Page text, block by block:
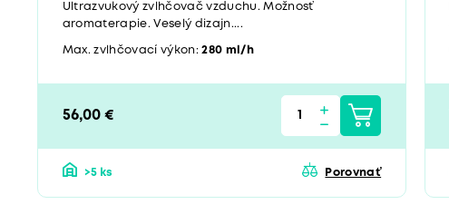
Ultrazvukový zvlhčovač vzduchu. Možnosť
aromaterapie. Veselý dizajn....
Max. zvlhčovací výkon:280 ml/h
56,00 €
>5 ks Porovnať